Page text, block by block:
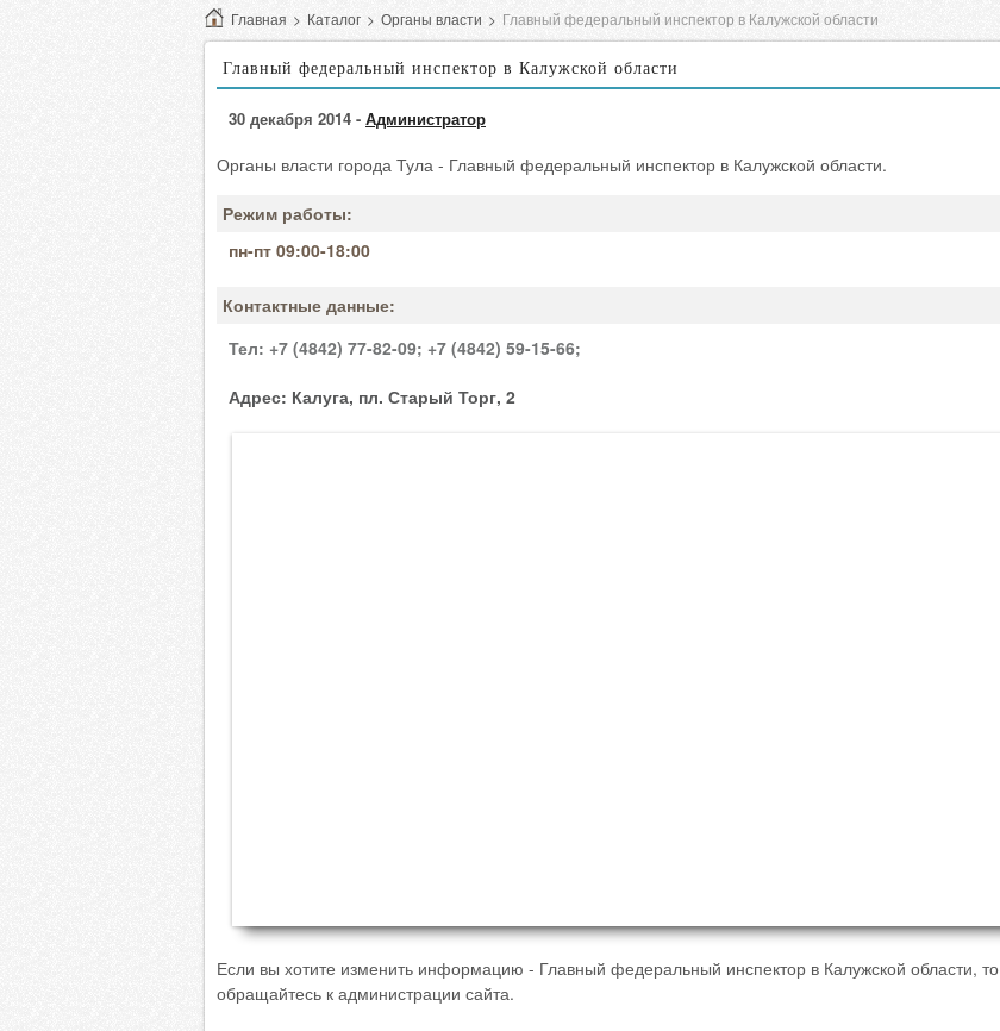
Главная > Каталог > Органы власти > Главный федеральный инспектор в Калужской области
Главный федеральный инспектор в Калужской области
30 декабря 2014 - Администратор
Органы власти города Тула - Главный федеральный инспектор в Калужской области.
Режим работы:
пн-пт 09:00-18:00
Контактные данные:
Тел: +7 (4842) 77-82-09; +7 (4842) 59-15-66;
Адрес: Калуга, пл. Старый Торг, 2
Если вы хотите изменить информацию - Главный федеральный инспектор в Калужской области, то
обращайтесь к администрации сайта.